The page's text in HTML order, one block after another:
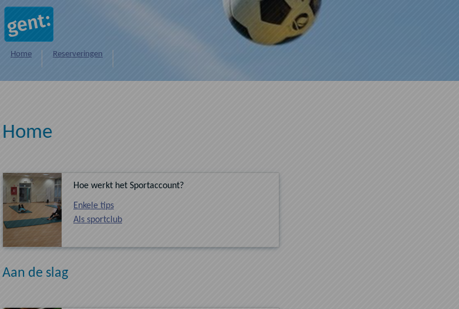
Naar hoofdinhoud
Home Reserveringen
Home
Hoe werkt het Sportaccount?
Enkele tips
Als sportclub
Aan de slag